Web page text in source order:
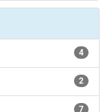
4
2
7